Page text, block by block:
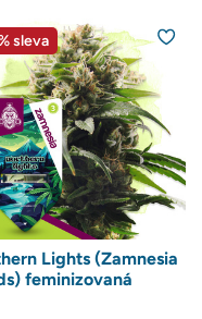
sleva
Lights (Zamnesia
feminizovaná